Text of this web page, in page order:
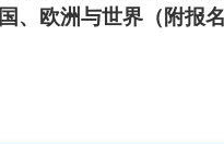
国、欧洲与世界（附报名